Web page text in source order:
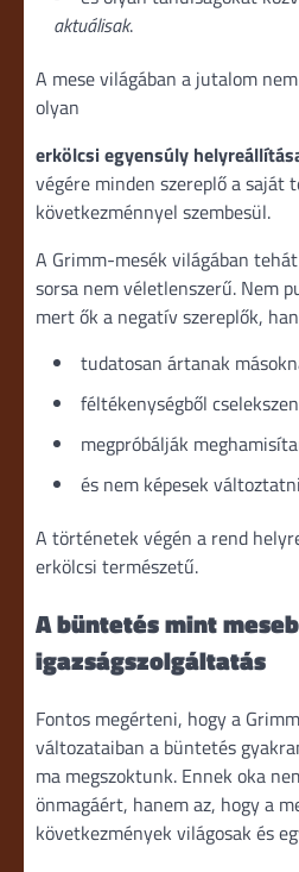
aktuálisak.
A mese világában a jutalom
olyan
erkölcsi egyensúly
végére minden szereplő a saját
következménnyel szembesül.
A Grimm-mesék világában
sorsa nem véletlenszerű. Nem
mert ők a negatív szereplők,
tudatosan ártanak
féltékenységből
megpróbálják
és nem képesek
A történetek végén a rend
erkölcsi természetű.
A büntetés mint
igazságszolgáltatás
Fontos megérteni, hogy a
változataiban a büntetés
ma megszoktunk. Ennek oka
önmagáért, hanem az, hogy a
következmények világosak és